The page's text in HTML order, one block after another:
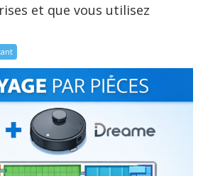
et que vous utilisez